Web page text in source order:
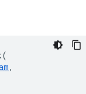
(
,